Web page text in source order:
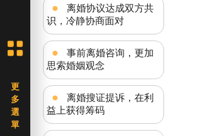
离婚协议达成双方共
识，冷静协商面对
事前离婚咨询，更加
思索婚姻观念
离婚搜证提诉，在利
益上获得筹码